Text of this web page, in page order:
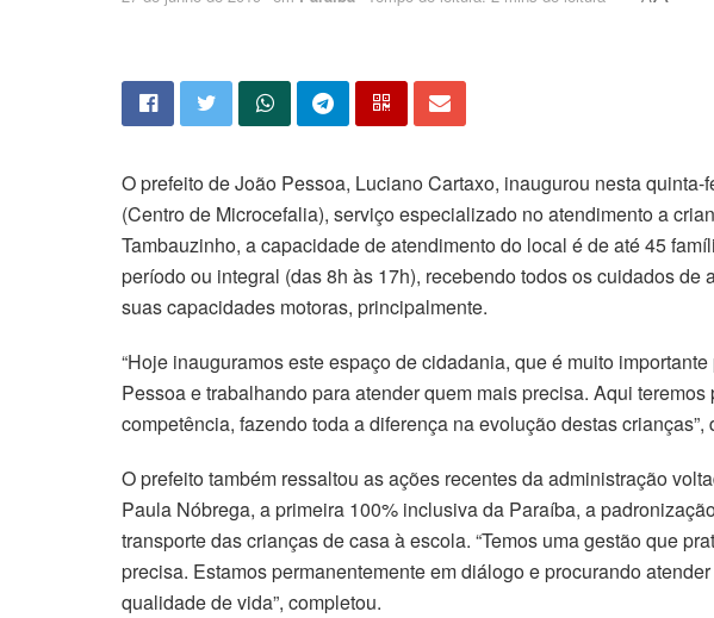
O prefeito de João Pessoa, Luciano Cartaxo, inaugurou nesta
(Centro de Microcefalia), serviço especializado no atendimento a
Tambauzinho, a capacidade de atendimento do local é de até 45
período ou integral (das 8h às 17h), recebendo todos os cuidados
suas capacidades motoras, principalmente.
“Hoje inauguramos este espaço de cidadania, que é muito
Pessoa e trabalhando para atender quem mais precisa. Aqui
competência, fazendo toda a diferença na evolução destas
O prefeito também ressaltou as ações recentes da administração
Paula Nóbrega, a primeira 100% inclusiva da Paraíba, a
transporte das crianças de casa à escola. “Temos uma gestão que
precisa. Estamos permanentemente em diálogo e procurando
qualidade de vida”, completou.